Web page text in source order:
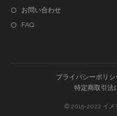
お問い合わせ
FAQ
プライバシーポリシ
特定商取引法
© 2015-2022 イメ